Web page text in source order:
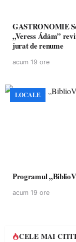
GASTRONOMIE Se încing ceaunele la Satu Mare! Concursul
„Veress Ádám”
jurat de renume
acum 19 ore
LOCALE
Programul
acum 19 ore
CELE MAI